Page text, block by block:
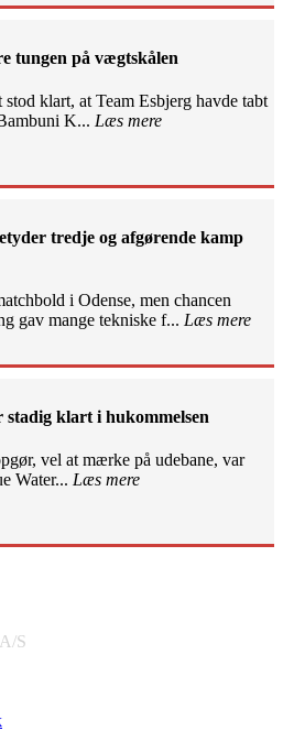
tungen på vægtskålen
klart, at Team Esbjerg havde tabt
K... Læs mere
tredje og afgørende kamp
i Odense, men chancen
gav mange tekniske f... Læs mere
klart i hukommelsen
vel at mærke på udebane, var
Water... Læs mere
S